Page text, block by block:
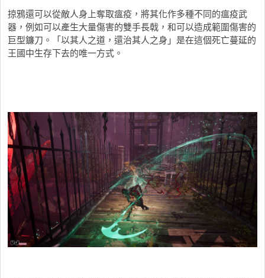
掠鴉還可以從敵人身上奪取瘟疫，將其化作多種不同的瘟疫武
器，例如可以產生大量傷害的雙手長戟，和可以造成範圍傷害的
巨型鐮刀。「以其人之道，還治其人之身」是在這個死亡蔓延的
王國中生存下去的唯一方式。